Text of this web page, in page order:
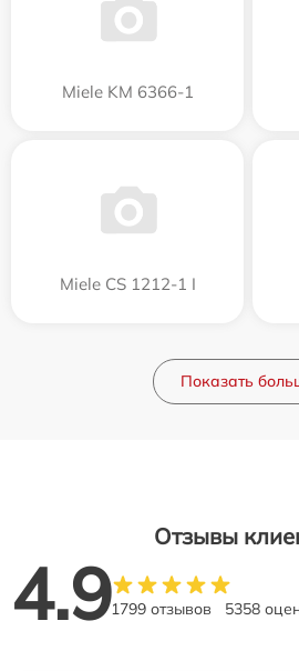
Miele KM 6366-1
Miele CS 1212-1 I
Показать
Отзывы
4.91799 отзывов 5358